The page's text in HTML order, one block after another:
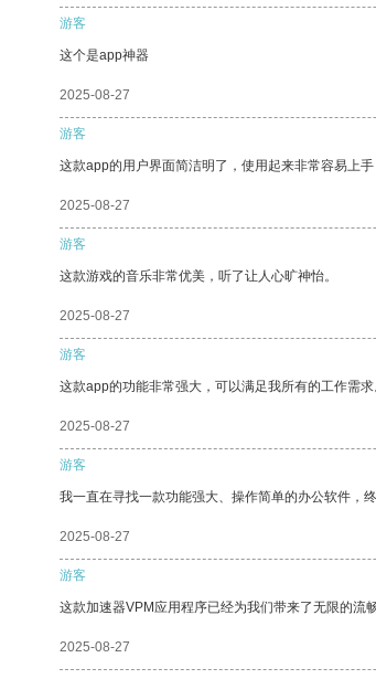
游客
这个是app神器
2025-08-27
游客
这款app的用户界面简洁明了，使用起来非常容易上
2025-08-27
游客
这款游戏的音乐非常优美，听了让人心旷神怡。
2025-08-27
游客
这款app的功能非常强大，可以满足我所有的工作需
2025-08-27
游客
我一直在寻找一款功能强大、操作简单的办公软件，
2025-08-27
游客
这款加速器VPM应用程序已经为我们带来了无限的流畅
2025-08-27